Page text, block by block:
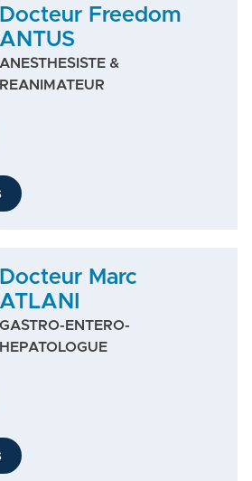
Docteur Freedom
ANTUS
ANESTHESISTE &
REANIMATEUR
Docteur Marc
ATLANI
GASTRO-ENTERO-
HEPATOLOGUE